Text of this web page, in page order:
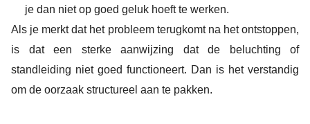
je dan niet op goed geluk hoeft te werken.
Als je merkt dat het probleem terugkomt na het ontstoppen,
is dat een sterke aanwijzing dat de beluchting of
standleiding niet goed functioneert. Dan is het verstandig
om de oorzaak structureel aan te pakken.